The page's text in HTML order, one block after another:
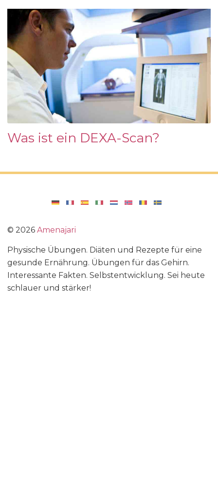
Was ist ein DEXA-Scan?
© 2026 Amenajari
Physische Übungen. Diäten und Rezepte für eine
gesunde Ernährung. Übungen für das Gehirn.
Interessante Fakten. Selbstentwicklung. Sei heute
schlauer und stärker!